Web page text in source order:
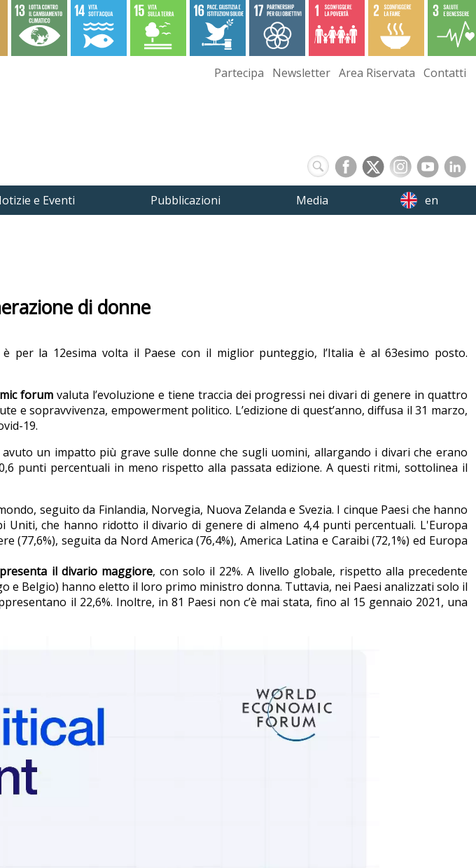
Partecipa Newsletter Area Riservata Contatti
e Eventi Pubblicazioni Media en
di donne
per la 12esima volta il Paese con il miglior punteggio, l’Italia è al 63esimo posto.
forum valuta l’evoluzione e tiene traccia dei progressi nei divari di genere in quattro
e sopravvivenza, empowerment politico. L’edizione di quest’anno, diffusa il 31 marzo,
19.
un impatto più grave sulle donne che sugli uomini, allargando i divari che erano
punti percentuali in meno rispetto alla passata edizione. A questi ritmi, sottolinea il
seguito da Finlandia, Norvegia, Nuova Zelanda e Svezia. I cinque Paesi che hanno
che hanno ridotto il divario di genere di almeno 4,4 punti percentuali. L'Europa
seguita da Nord America (76,4%), America Latina e Caraibi (72,1%) ed Europa
il divario maggiore, con solo il 22%. A livello globale, rispetto alla precedente
e Belgio) hanno eletto il loro primo ministro donna. Tuttavia, nei Paesi analizzati solo il
il 22,6%. Inoltre, in 81 Paesi non c’è mai stata, fino al 15 gennaio 2021, una